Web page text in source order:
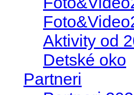
Aktivity od
Detské oko
Partneri